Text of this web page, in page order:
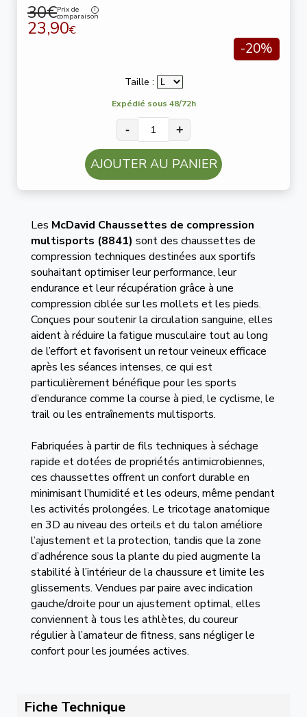
30€Prix de
comparaison
23,90€
-20%
Taille :
Expédié sous 48/72h
- +
AJOUTER AU PANIER
Les McDavid Chaussettes de compression
multisports (8841) sont des chaussettes de
compression techniques destinées aux sportifs
souhaitant optimiser leur performance, leur
endurance et leur récupération grâce à une
compression ciblée sur les mollets et les pieds.
Conçues pour soutenir la circulation sanguine, elles
aident à réduire la fatigue musculaire tout au long
de l’effort et favorisent un retour veineux efficace
après les séances intenses, ce qui est
particulièrement bénéfique pour les sports
d’endurance comme la course à pied, le cyclisme, le
trail ou les entraînements multisports.
Fabriquées à partir de fils techniques à séchage
rapide et dotées de propriétés antimicrobiennes,
ces chaussettes offrent un confort durable en
minimisant l’humidité et les odeurs, même pendant
les activités prolongées. Le tricotage anatomique
en 3D au niveau des orteils et du talon améliore
l’ajustement et la protection, tandis que la zone
d’adhérence sous la plante du pied augmente la
stabilité à l’intérieur de la chaussure et limite les
glissements. Vendues par paire avec indication
gauche/droite pour un ajustement optimal, elles
conviennent à tous les athlètes, du coureur
régulier à l’amateur de fitness, sans négliger le
confort pour les journées actives.
Fiche Technique